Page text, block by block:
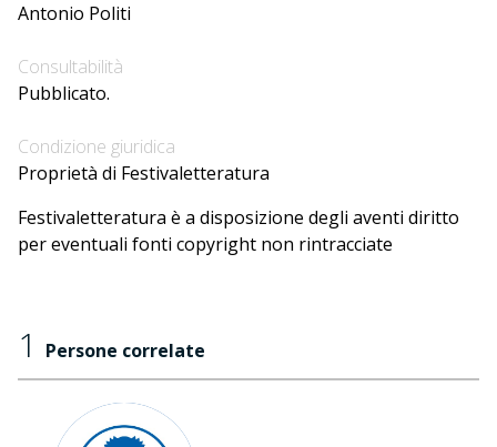
Antonio Politi
Consultabilità
Pubblicato.
Condizione giuridica
Proprietà di Festivaletteratura
Festivaletteratura è a disposizione degli aventi diritto
per eventuali fonti copyright non rintracciate
1 Persone correlate